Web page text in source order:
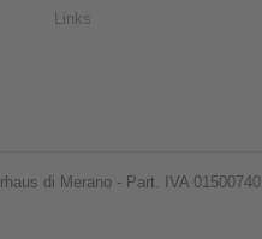
Links
di Merano - Part. IVA